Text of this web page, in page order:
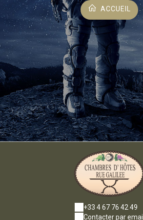
ACCUEIL
+33 4 67 76 42 49
Contacter par email